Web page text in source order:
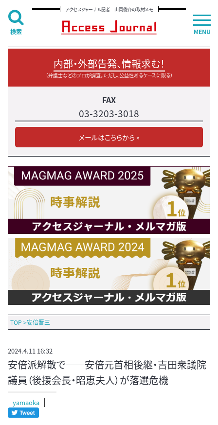
アクセスジャーナル記者 山岡俊介の取材メモ
内部・外部告発、情報求む！
（弁護士などのプロが調査。ただし、公益性あるケースに限る）
FAX
03-3203-3018
メールはこちらから »
TOP >安倍晋三
2024.4.11 16:32
安倍派解散で――安倍元首相後継・吉田衆議院
議員（後援会長・昭恵夫人）が落選危機
yamaoka
MENU
検索